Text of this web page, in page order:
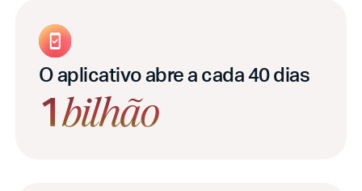
O aplicativo abre a cada 40 dias
1bilhão